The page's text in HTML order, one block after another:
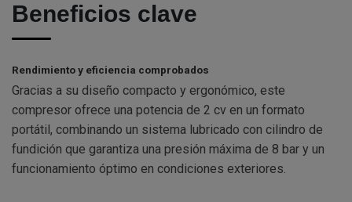
Beneficios clave
Rendimiento y eficiencia comprobados
Gracias a su diseño compacto y ergonómico, este
compresor ofrece una potencia de 2 cv en un formato
portátil, combinando un sistema lubricado con cilindro de
fundición que garantiza una presión máxima de 8 bar y un
funcionamiento óptimo en condiciones exteriores.